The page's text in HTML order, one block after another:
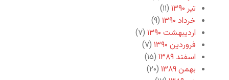
تیر ۱۳۹۰
(۱۱)
خرداد ۱۳۹۰
(۹)
اردیبهشت ۱۳۹۰
(۷)
فروردین ۱۳۹۰
(۷)
اسفند ۱۳۸۹
(۱۵)
بهمن ۱۳۸۹
(۲۰)